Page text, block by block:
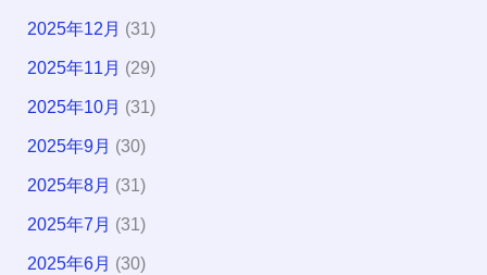
2025年12月 (31)
2025年11月 (29)
2025年10月 (31)
2025年9月 (30)
2025年8月 (31)
2025年7月 (31)
2025年6月 (30)